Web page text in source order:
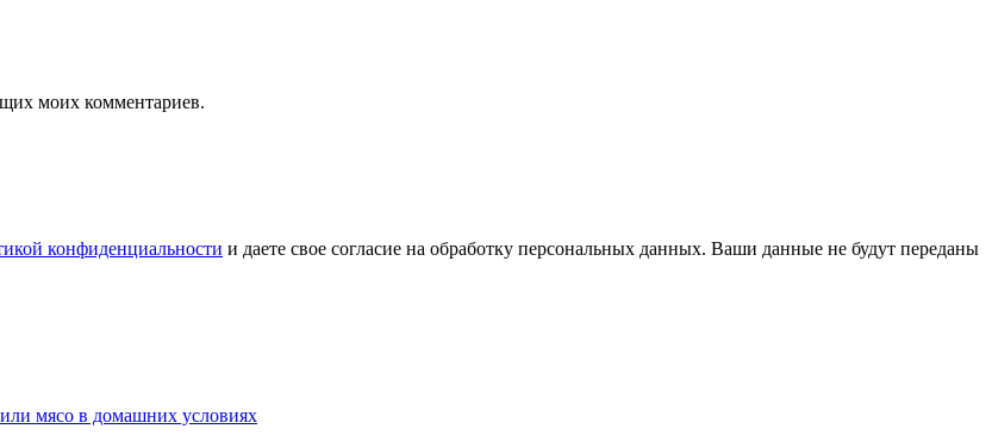
моих комментариев.
конфиденциальности и даете свое согласие на обработку персональных данных. Ваши данные не будут переданы
мясо в домашних условиях